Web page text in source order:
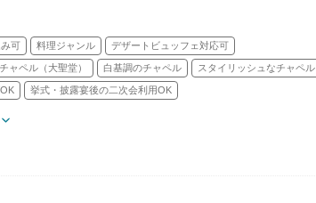
可 料理ジャンル デザートビュッフェ対応可
ャペル（大聖堂） 白基調のチャペル スタイリッシュなチャペル
挙式・披露宴後の二次会利用OK